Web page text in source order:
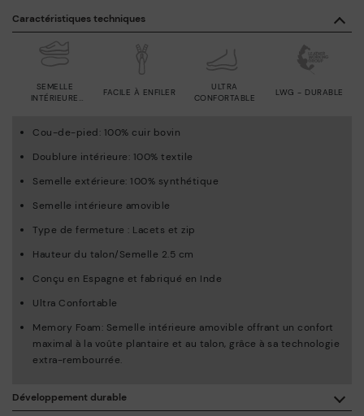
Caractéristiques techniques
SEMELLE
INTÉRIEURE
FACILE À ENFILER
ULTRA
CONFORTABLE
LWG - DURABLE
Cou-de-pied: 100% cuir bovin
Doublure intérieure: 100% textile
Semelle extérieure: 100% synthétique
Semelle intérieure amovible
Type de fermeture : Lacets et zip
Hauteur du talon/Semelle 2.5 cm
Conçu en Espagne et fabriqué en Inde
Ultra Confortable
Memory Foam: Semelle intérieure amovible offrant un confort
maximal à la voûte plantaire et au talon, grâce à sa technologie
extra-rembourrée.
Développement durable